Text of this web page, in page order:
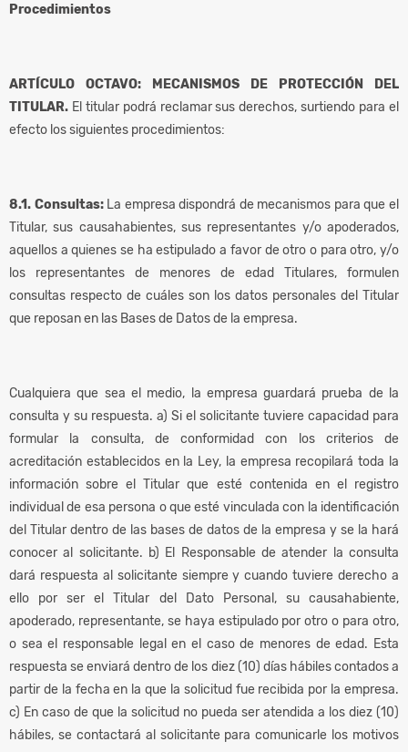
Procedimientos
ARTÍCULO OCTAVO: MECANISMOS DE PROTECCIÓN DEL
TITULAR. El titular podrá reclamar sus derechos, surtiendo para el
efecto los siguientes procedimientos:
8.1. Consultas: La empresa dispondrá de mecanismos para que el
Titular, sus causahabientes, sus representantes y/o apoderados,
aquellos a quienes se ha estipulado a favor de otro o para otro, y/o
los representantes de menores de edad Titulares, formulen
consultas respecto de cuáles son los datos personales del Titular
que reposan en las Bases de Datos de la empresa.
Cualquiera que sea el medio, la empresa guardará prueba de la
consulta y su respuesta. a) Si el solicitante tuviere capacidad para
formular la consulta, de conformidad con los criterios de
acreditación establecidos en la Ley, la empresa recopilará toda la
información sobre el Titular que esté contenida en el registro
individual de esa persona o que esté vinculada con la identificación
del Titular dentro de las bases de datos de la empresa y se la hará
conocer al solicitante. b) El Responsable de atender la consulta
dará respuesta al solicitante siempre y cuando tuviere derecho a
ello por ser el Titular del Dato Personal, su causahabiente,
apoderado, representante, se haya estipulado por otro o para otro,
o sea el responsable legal en el caso de menores de edad. Esta
respuesta se enviará dentro de los diez (10) días hábiles contados a
partir de la fecha en la que la solicitud fue recibida por la empresa.
c) En caso de que la solicitud no pueda ser atendida a los diez (10)
hábiles, se contactará al solicitante para comunicarle los motivos